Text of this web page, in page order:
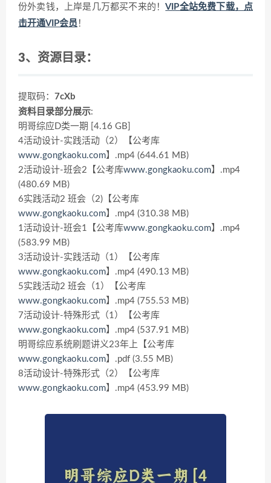
份外卖钱，上岸是几万都买不来的！VIP全站免费下载，点
击开通VIP会员 ！
3、资源目录：
提取码： 7cXb
资料目录部分展示:
明哥综应D类一期 [4.16 GB]
4活动设计-实践活动（2）【公考库
www.gongkaoku.com】.mp4 (644.61 MB)
2活动设计-班会2【公考库www.gongkaoku.com】.mp4
(480.69 MB)
6实践活动2 班会（2)【公考库
www.gongkaoku.com】.mp4 (310.38 MB)
1活动设计-班会1【公考库www.gongkaoku.com】.mp4
(583.99 MB)
3活动设计-实践活动（1）【公考库
www.gongkaoku.com】.mp4 (490.13 MB)
5实践活动2 班会（1）【公考库
www.gongkaoku.com】.mp4 (755.53 MB)
7活动设计-特殊形式（1）【公考库
www.gongkaoku.com】.mp4 (537.91 MB)
明哥综应系统刷题讲义23年上【公考库
www.gongkaoku.com】.pdf (3.55 MB)
8活动设计-特殊形式（2）【公考库
www.gongkaoku.com】.mp4 (453.99 MB)